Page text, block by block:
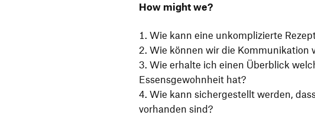
How might we?
Wie kann eine unkomplizierte
Wie können wir die Kommunikation
Wie erhalte ich einen Überblick
Essensgewohnheit hat?
Wie kann sichergestellt werden,
vorhanden sind?